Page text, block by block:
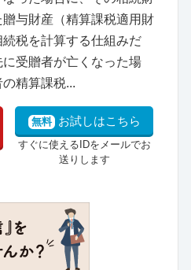
与財産（精算課税適用財
税を計算する仕組みだ
受贈者が亡くなった場
精算課税...
無料 お試しはこちら
すぐに使えるIDをメールでお
送りします